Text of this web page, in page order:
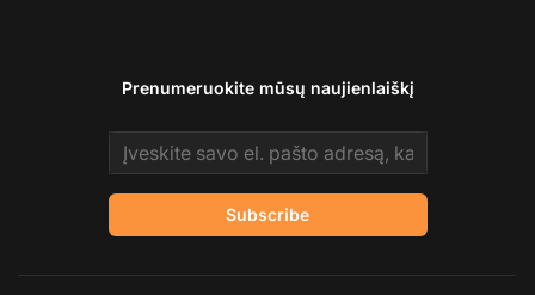
Prenumeruokite mūsų naujienlaiškį
Email address
Subscribe